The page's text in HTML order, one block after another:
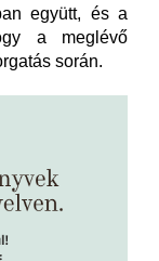
együtt, és a
a meglévő
során.